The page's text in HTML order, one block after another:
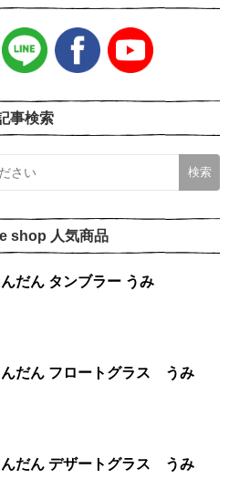
事検索
shop 人気商品
ノラネコぐんだん タンブラー うみ
ノラネコぐんだん フロートグラス うみ
ノラネコぐんだん デザートグラス うみ